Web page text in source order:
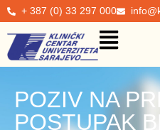
+ 387 (0) 33 297 000
POZIV NA
POSTUPAK